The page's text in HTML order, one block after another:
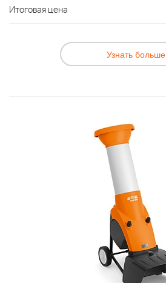
Итоговая цена
Узнать больше